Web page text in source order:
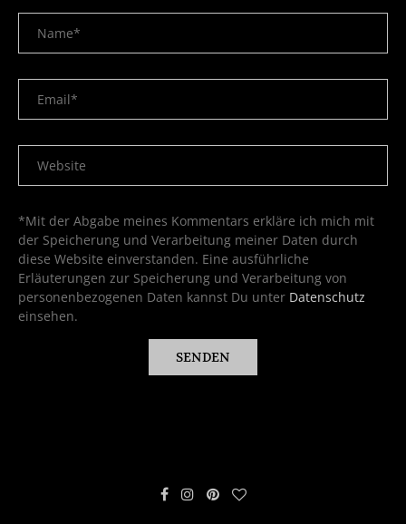
*Mit der Abgabe meines Kommentars erkläre ich mich mit
der Speicherung und Verarbeitung meiner Daten durch
diese Website einverstanden. Eine ausführliche
Erläuterungen zur Speicherung und Verarbeitung von
personenbezogenen Daten kannst Du unter Datenschutz
einsehen.